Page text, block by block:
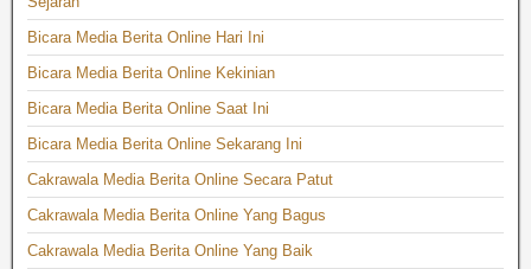
Bicara Media Berita Online Hari Ini
Bicara Media Berita Online Kekinian
Bicara Media Berita Online Saat Ini
Bicara Media Berita Online Sekarang Ini
Cakrawala Media Berita Online Secara Patut
Cakrawala Media Berita Online Yang Bagus
Cakrawala Media Berita Online Yang Baik